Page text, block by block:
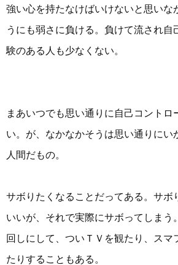
強い心を持たなけばいけないと思いな
うにも弱さに負ける。負けて流され自
験のある人も少なくない。
まあいつでも思い通りに自己コントロ
い。が、なかなかそうは思い通りにい
人間だもの。
サボりたくなることだってある。サボ
いいが、それで実際にサボってしまう
回しにして、ついＴＶを観たり、スマ
たりすることもある。